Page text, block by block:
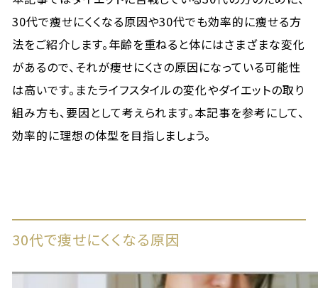
30代で痩せにくくなる原因や30代でも効率的に痩せる方
法をご紹介します。年齢を重ねると体にはさまざまな変化
があるので、それが痩せにくさの原因になっている可能性
は高いです。またライフスタイルの変化やダイエットの取り
組み方も、要因として考えられます。本記事を参考にして、
効率的に理想の体型を目指しましょう。
30代で痩せにくくなる原因